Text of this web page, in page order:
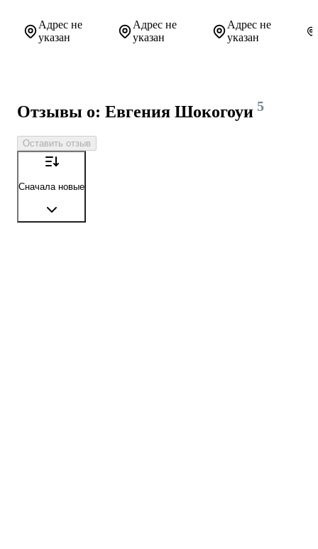
Адрес не
указан
Адрес не
указан
Адрес не
указан
Отзывы о: Евгения Шокогоуи 5
Оставить отзыв
Сначала новые